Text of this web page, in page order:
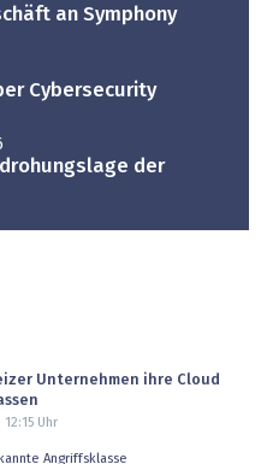
an Symphony
Cybersecurity
der
Unternehmen ihre Cloud
Uhr
Angriffsklasse